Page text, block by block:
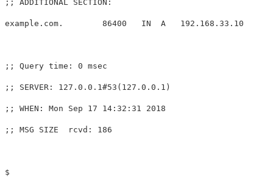
;; ADDITIONAL SECTION:
example.com.        86400   IN  A   192.168.33.10
;; Query time: 0 msec
;; SERVER: 127.0.0.1#53(127.0.0.1)
;; WHEN: Mon Sep 17 14:32:31 2018
;; MSG SIZE  rcvd: 186